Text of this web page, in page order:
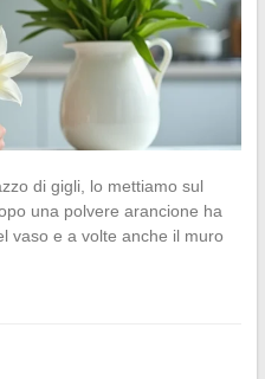
di gigli, lo mettiamo sul
una polvere arancione ha
vaso e a volte anche il muro